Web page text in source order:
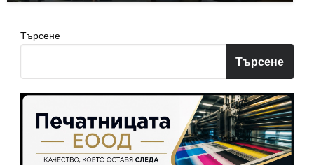
Търсене
Търсене